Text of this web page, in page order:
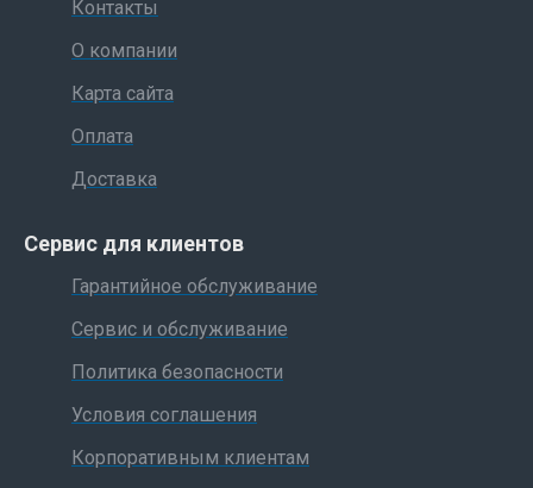
Контакты
О компании
Карта сайта
Оплата
Доставка
Сервис для клиентов
Гарантийное обслуживание
Сервис и обслуживание
Политика безопасности
Условия соглашения
Корпоративным клиентам